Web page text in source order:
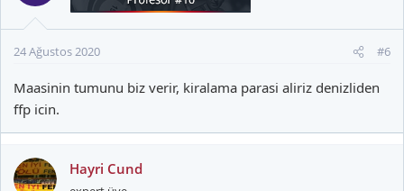
24 Ağustos 2020 #6
Maasinin tumunu biz verir, kiralama parasi aliriz denizliden
ffp icin.
Hayri Cund